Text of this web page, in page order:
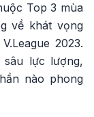
Top 3 mùa
về khát vọng
2023.
lực lượng,
nào phong